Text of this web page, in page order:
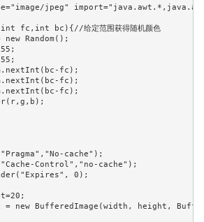
jpeg"
fc,int bc){//给定范围获得随机颜色
new Random();
fc);
fc);
fc);
cache");
Control","no-cache");
0);
= new BufferedImage(width, height,